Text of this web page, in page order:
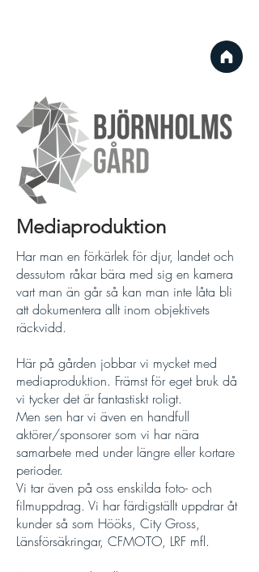
Mediaproduktion
Har man en förkärlek för djur, landet och
dessutom råkar bära med sig en kamera
vart man än går så kan man inte låta bli
att dokumentera allt inom objektivets
räckvidd.
Här på gården jobbar vi mycket med
mediaproduktion. Främst för eget bruk då
vi tycker det är fantastiskt roligt.
Men sen har vi även en handfull
aktörer/sponsorer som vi har nära
samarbete med under längre eller kortare
perioder.
Vi tar även på oss enskilda foto- och
filmuppdrag. Vi har färdigställt uppdrar åt
kunder så som Hööks, City Gross,
Länsförsäkringar, CFMOTO, LRF mfl.